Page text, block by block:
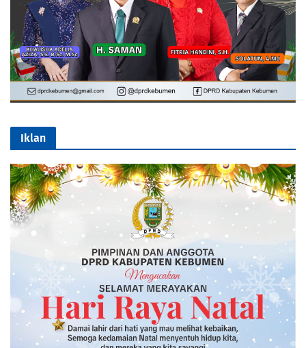
Iklan